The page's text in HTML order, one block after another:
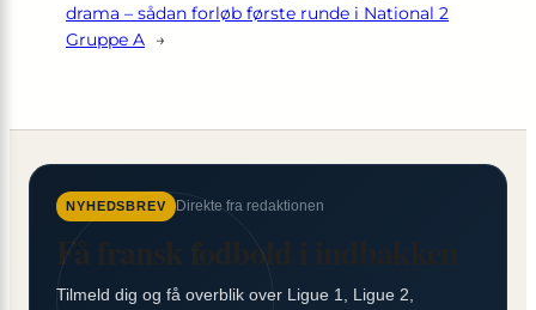
drama – sådan forløb første runde i National 2
Gruppe A →
NYHEDSBREV Direkte fra redaktionen
Få fransk fodbold i indbakken
Tilmeld dig og få overblik over Ligue 1, Ligue 2,